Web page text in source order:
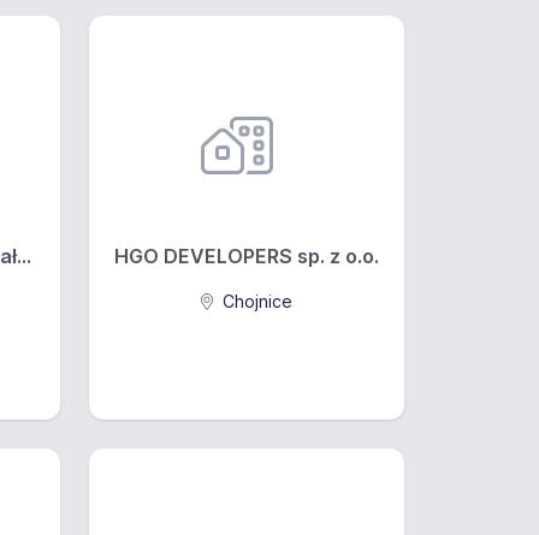
HGO DEVELOPERS sp. z o.o.
Chojnice